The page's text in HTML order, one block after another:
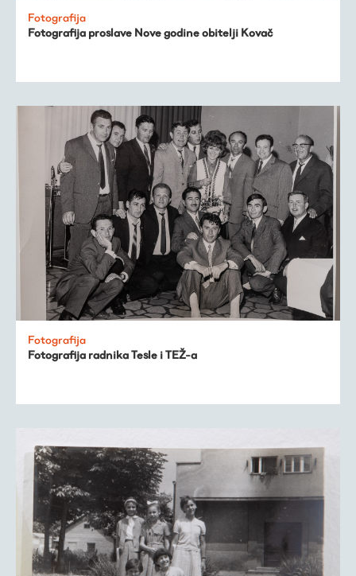
Fotografija
Fotografija proslave Nove godine obitelji Kovač
Fotografija
Fotografija radnika Tesle i TEŽ-a